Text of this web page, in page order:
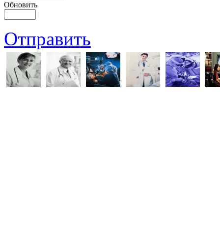
Обновить
Отправить